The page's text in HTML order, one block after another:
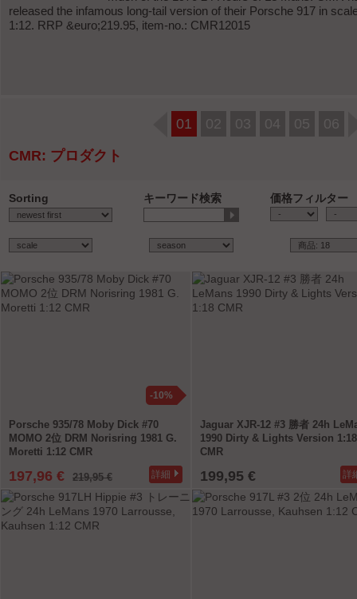
released the infamous long-tail version of their Porsche 917 in
1:12. RRP &euro;219.95, item-no.: CMR12015
01 02 03 04 05
06
CMR: プロダクト
Sorting キーワード検索
価格フィルター
-10%
Porsche 935/78 Moby Dick #70
MOMO 2位 DRM Norisring 1981 G.
Moretti 1:12 CMR
197,96 € 219,95 € 詳細
Jaguar XJR-12 #3 勝者 24h
1990 Dirty & Lights Version 1:18
CMR
199,95 € 詳